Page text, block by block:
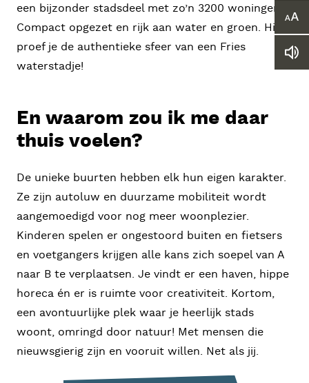
of
een bijzonder stadsdeel met zo’n 3200 woningen.
Compact opgezet en rijk aan water en groen. Hier
proef je de authentieke sfeer van een Fries
waterstadje!
En waarom zou ik me daar
thuis voelen?
De unieke buurten hebben elk hun eigen karakter.
Ze zijn autoluw en duurzame mobiliteit wordt
aangemoedigd voor nog meer woonplezier.
Kinderen spelen er ongestoord buiten en fietsers
en voetgangers krijgen alle kans zich soepel van A
naar B te verplaatsen. Je vindt er een haven, hippe
horeca én er is ruimte voor creativiteit. Kortom,
een avontuurlijke plek waar je heerlijk stads
woont, omringd door natuur! Met mensen die
nieuwsgierig zijn en vooruit willen. Net als jij.